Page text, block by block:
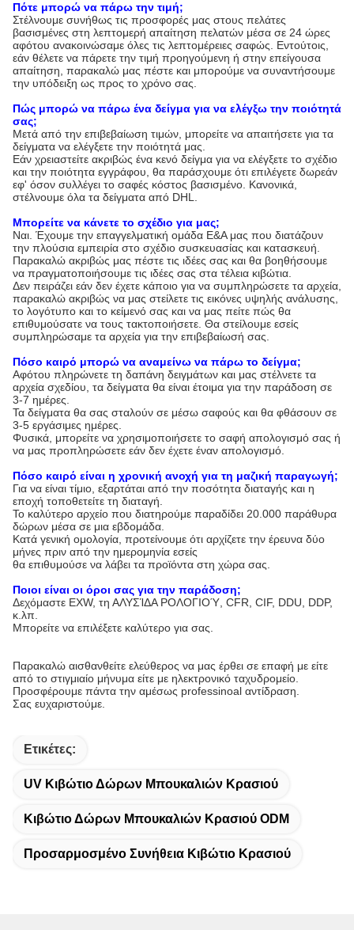
Πότε μπορώ να πάρω την τιμή;
Στέλνουμε συνήθως τις προσφορές μας στους πελάτες
βασισμένες στη λεπτομερή απαίτηση πελατών μέσα σε 24 ώρες
αφότου ανακοινώσαμε όλες τις λεπτομέρειες σαφώς. Εντούτοις,
εάν θέλετε να πάρετε την τιμή προηγούμενη ή στην επείγουσα
απαίτηση, παρακαλώ μας πέστε και μπορούμε να συναντήσουμε
την υπόδειξη ως προς το χρόνο σας.
Πώς μπορώ να πάρω ένα δείγμα για να ελέγξω την ποιότητά
σας;
Μετά από την επιβεβαίωση τιμών, μπορείτε να απαιτήσετε για τα
δείγματα να ελέγξετε την ποιότητά μας.
Εάν χρειαστείτε ακριβώς ένα κενό δείγμα για να ελέγξετε το σχέδιο
και την ποιότητα εγγράφου, θα παράσχουμε ότι επιλέγετε δωρεάν
εφ' όσον συλλέγει το σαφές κόστος βασισμένο. Κανονικά,
στέλνουμε όλα τα δείγματα από DHL.
Μπορείτε να κάνετε το σχέδιο για μας;
Ναι. Έχουμε την επαγγελματική ομάδα Ε&Α μας που διατάζουν
την πλούσια εμπειρία στο σχέδιο συσκευασίας και κατασκευή.
Παρακαλώ ακριβώς μας πέστε τις ιδέες σας και θα βοηθήσουμε
να πραγματοποιήσουμε τις ιδέες σας στα τέλεια κιβώτια.
Δεν πειράζει εάν δεν έχετε κάποιο για να συμπληρώσετε τα αρχεία,
παρακαλώ ακριβώς να μας στείλετε τις εικόνες υψηλής ανάλυσης,
το λογότυπο και το κείμενό σας και να μας πείτε πώς θα
επιθυμούσατε να τους τακτοποιήσετε. Θα στείλουμε εσείς
συμπληρώσαμε τα αρχεία για την επιβεβαίωσή σας.
Πόσο καιρό μπορώ να αναμείνω να πάρω το δείγμα;
Αφότου πληρώνετε τη δαπάνη δειγμάτων και μας στέλνετε τα
αρχεία σχεδίου, τα δείγματα θα είναι έτοιμα για την παράδοση σε
3-7 ημέρες.
Τα δείγματα θα σας σταλούν σε μέσω σαφούς και θα φθάσουν σε
3-5 εργάσιμες ημέρες.
Φυσικά, μπορείτε να χρησιμοποιήσετε το σαφή απολογισμό σας ή
να μας προπληρώσετε εάν δεν έχετε έναν απολογισμό.
Πόσο καιρό είναι η χρονική ανοχή για τη μαζική παραγωγή;
Για να είναι τίμιο, εξαρτάται από την ποσότητα διαταγής και η
εποχή τοποθετείτε τη διαταγή.
Το καλύτερο αρχείο που διατηρούμε παραδίδει 20.000 παράθυρα
δώρων μέσα σε μια εβδομάδα.
Κατά γενική ομολογία, προτείνουμε ότι αρχίζετε την έρευνα δύο
μήνες πριν από την ημερομηνία εσείς
θα επιθυμούσε να λάβει τα προϊόντα στη χώρα σας.
Ποιοι είναι οι όροι σας για την παράδοση;
Δεχόμαστε EXW, τη ΑΛΥΣΊΔΑ ΡΟΛΟΓΙΟΎ, CFR, CIF, DDU, DDP,
κ.λπ.
Μπορείτε να επιλέξετε καλύτερο για σας.
Παρακαλώ αισθανθείτε ελεύθερος να μας έρθει σε επαφή με είτε
από το στιγμιαίο μήνυμα είτε με ηλεκτρονικό ταχυδρομείο.
Προσφέρουμε πάντα την αμέσως professinoal αντίδραση.
Σας ευχαριστούμε.
Ετικέτες:
UV Κιβώτιο Δώρων Μπουκαλιών Κρασιού
Κιβώτιο Δώρων Μπουκαλιών Κρασιού ODM
Προσαρμοσμένο Συνήθεια Κιβώτιο Κρασιού